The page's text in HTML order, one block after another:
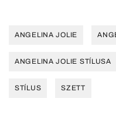
ANGELINA JOLIE
ANGELINA JOLIE STÍLUSA
STÍLUS SZETT